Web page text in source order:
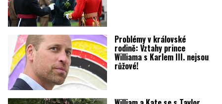
Problémy v královské
rodině: Vztahy prince
Williama s Karlem III. nejsou
růžové!